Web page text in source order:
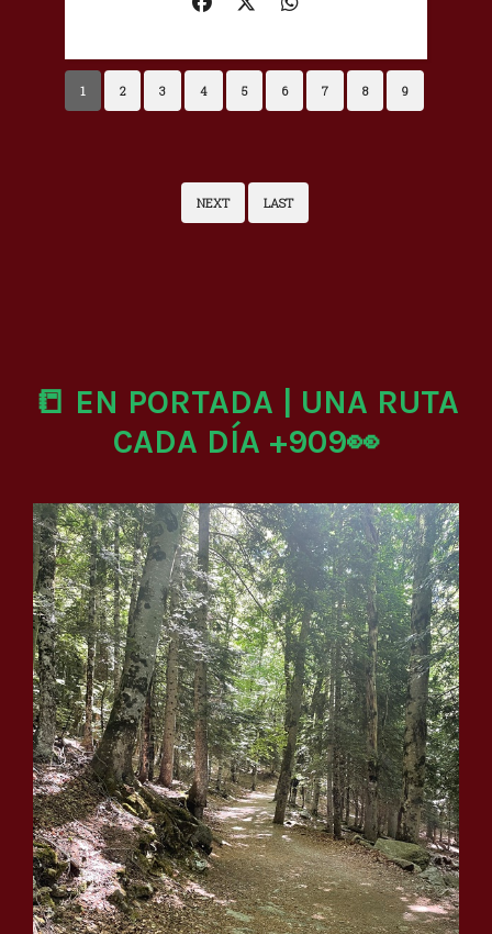
1 2 3 4 5 6 7 8 9
NEXT LAST
📒 EN PORTADA | UNA RUTA
CADA DÍA +909👀